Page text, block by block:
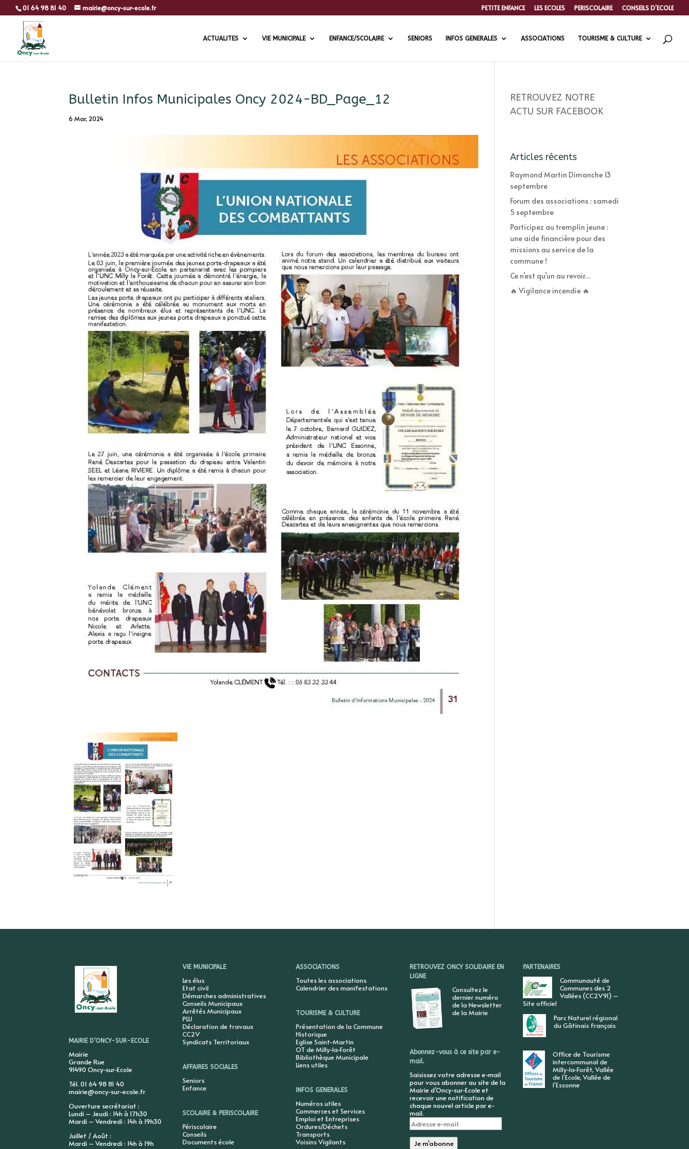
01 64 98 81 40 mairie@oncy-sur-ecole.fr PETITE ENFANCE LES ECOLES PERISCOLAIRE CONSEILS D’ECOLE
ACTUALITES VIE MUNICIPALE ENFANCE/SCOLAIRE SENIORS INFOS GENERALES ASSOCIATIONS TOURISME & CULTURE
Bulletin Infos Municipales Oncy 2024-BD_Page_12
6 Mar, 2024
RETROUVEZ NOTRE
ACTU SUR FACEBOOK
Articles récents
Raymond Martin Dimanche 13
septembre
Forum des associations : samedi
5 septembre
Participez au tremplin jeune :
une aide financière pour des
missions au service de la
commune !
Ce n’est qu’un au revoir…
🔥 Vigilance incendie 🔥
MAIRIE D’ONCY-SUR-ECOLE
Mairie
Grande Rue
91490 Oncy-sur-Ecole
Tél. 01 64 98 81 40
mairie@oncy-sur-ecole.fr
Ouverture secrétariat :
Lundi – Jeudi : 14h à 17h30
Mardi – Vendredi : 14h à 19h30
Juillet / Août :
Mardi – Vendredi : 14h à 19h
VIE MUNICIPALE
Les élus
Etat civil
Démarches administratives
Conseils Municipaux
Arrêtés Municipaux
PLU
Déclaration de travaux
CC2V
Syndicats Territoriaux
AFFAIRES SOCIALES
Seniors
Enfance
SCOLAIRE & PERISCOLAIRE
Périscolaire
Conseils
Documents école
ASSOCIATIONS
Toutes les associations
Calendrier des manifestations
TOURISME & CULTURE
Présentation de la Commune
Historique
Eglise Saint-Martin
OT de Milly-la-Forêt
Bibliothèque Municipale
Liens utiles
INFOS GENERALES
Numéros utiles
Commerces et Services
Emploi et Entreprises
Ordures/Déchets
Transports
Voisins Vigilants
RETROUVEZ ONCY SOLIDAIRE EN
LIGNE
Consultez le
dernier numéro
de la Newsletter
de la Mairie
Abonnez-vous à ce site par e-
mail.
Saisissez votre adresse e-mail
pour vous abonner au site de la
Mairie d'Oncy-sur-Ecole et
recevoir une notification de
chaque nouvel article par e-
mail.
Adresse
e-
mail
Je m'abonne
PARTENAIRES
Communauté de
Communes des 2
Vallées (CC2V91) –
Site officiel
Parc Naturel régional
du Gâtinais français
Office de Tourisme
intercommunal de
Milly-la-Forêt, Vallée
de l’Ecole, Vallée de
l’Essonne